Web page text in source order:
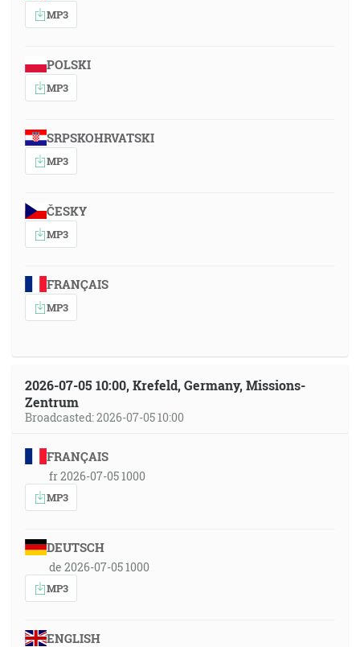
MP3
POLSKI
MP3
SRPSKOHRVATSKI
MP3
ČESKY
MP3
FRANÇAIS
MP3
2026-07-05 10:00, Krefeld, Germany, Missions-
Zentrum
Broadcasted: 2026-07-05 10:00
FRANÇAIS
fr 2026-07-05 1000
MP3
DEUTSCH
de 2026-07-05 1000
MP3
ENGLISH